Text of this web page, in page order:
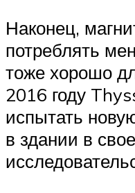
Наконец,
потреблять
тоже хорошо
2016 году
испытать
в здании в